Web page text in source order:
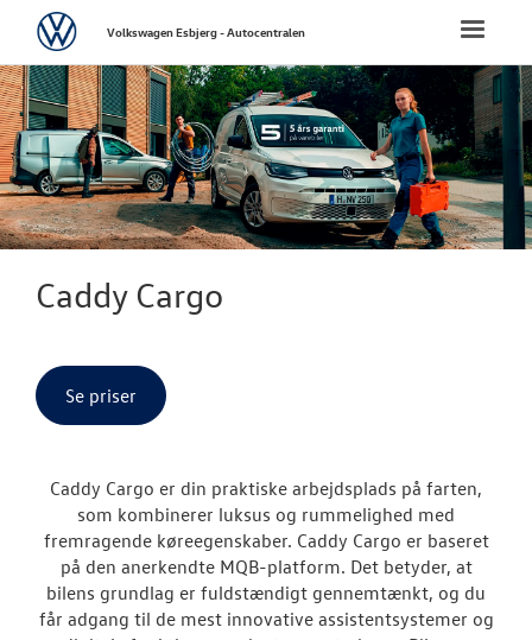
FORSIDE
NYE
NYE VAREBILER
Caddy Cargo
Vans
Crafter
Toggle
VolkswagenVolkswagen Esbjerg - Autocentralen
Caddy Cargo
Se priser
Caddy Cargo er din praktiske arbejdsplads på farten,
som kombinerer luksus og rummelighed med
fremragende køreegenskaber. Caddy Cargo er baseret
på den anerkendte MQB-platform. Det betyder, at
bilens grundlag er fuldstændigt gennemtænkt, og du
får adgang til de mest innovative assistentsystemer og